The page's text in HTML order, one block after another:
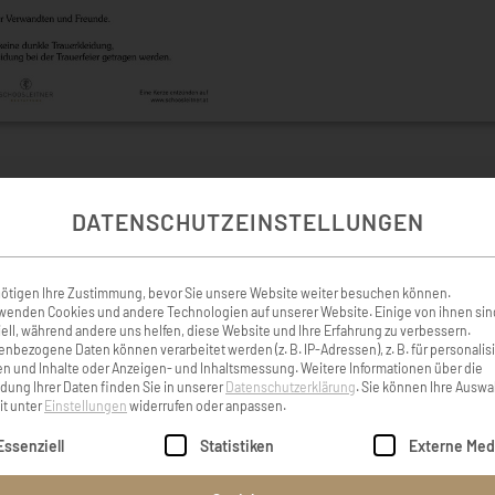
KONDOLENZBUCH ( 26 )
DU bist geliebt. DU bist
Deine Charisma
werde ich weiter in die
Brücke auf Deinem
Gottes Plan und
uns wieder in den
und meine Seele ist
denn er hat mir die
und mich mit dem
gekleidet. ( Jesaja 61:10)
tiefer Dankbarkeit und
freue ich mich
DATENSCHUTZEINSTELLUNGEN
Ihre Zustimmung, bevor Sie unsere Website weiter besuchen können.
Cookies und andere Technologien auf unserer Website. Einige von ihnen
während andere uns helfen, diese Website und Ihre Erfahrung zu verbessern.
Daten können verarbeitet werden (z. B. IP-Adressen), z. B. für
und Inhalte oder Anzeigen- und Inhaltsmessung.Weitere Informationen über die
Ihrer Daten finden Sie in unsererDatenschutzerklärung.Sie können Ihre
unterEinstellungen widerrufen oder anpassen.
eine Liste der Service-Gruppen, für die eine Einwilligung
Statistiken Externe